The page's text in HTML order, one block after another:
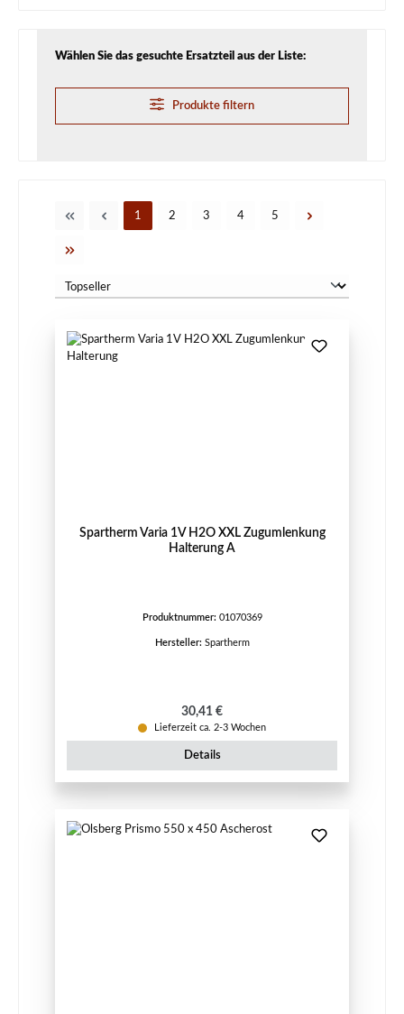
Wählen Sie das gesuchte Ersatzteil aus der Liste:
Produkte filtern
Seite
1 Seite
2 Seite
3 Seite
4 Seite
5
Spartherm Varia 1V H2O XXL Zugumlenkung
Halterung A
Produktnummer: 01070369
Hersteller: Spartherm
Regulärer Preis:
30,41 €
Lieferzeit ca. 2-3 Wochen
Details